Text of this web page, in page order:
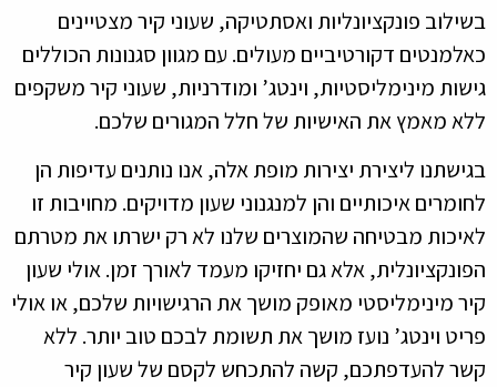
בשילוב פונקציונליות ואסתטיקה, שעוני קיר מצטיינים
כאלמנטים דקורטיביים מעולים. עם מגוון סגנונות הכוללים
גישות מינימליסטיות, וינטג’ ומודרניות, שעוני קיר משקפים
ללא מאמץ את האישיות של חלל המגורים שלכם.
בגישתנו ליצירת יצירות מופת אלה, אנו נותנים עדיפות הן
לחומרים איכותיים והן למנגנוני שעון מדויקים. מחויבות זו
לאיכות מבטיחה שהמוצרים שלנו לא רק ישרתו את מטרתם
הפונקציונלית, אלא גם יחזיקו מעמד לאורך זמן. אולי שעון
קיר מינימליסטי מאופק מושך את הרגישויות שלכם, או אולי
פריט וינטג’ נועז מושך את תשומת לבכם טוב יותר. ללא
קשר להעדפתכם, קשה להתכחש לקסם של שעון קיר